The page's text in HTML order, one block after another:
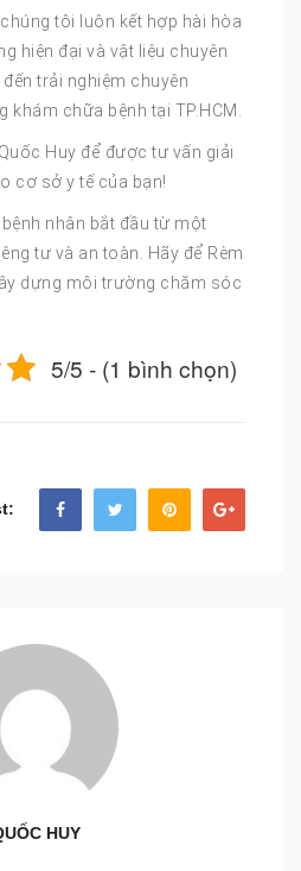
tôi luôn kết hợp hài hòa
hiện đại và vật liệu chuyên
trải nghiệm chuyên
chữa bệnh tại TP.HCM.
Huy để được tư vấn giải
cơ sở y tế của bạn!
nhân bắt đầu từ một
tư và an toàn. Hãy để Rèm
dựng môi trường chăm sóc
5/5 - (1 bình chọn)
HUY